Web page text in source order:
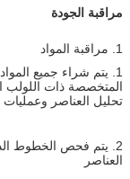
مراقبة الجودة
1. مراقبة المواد
1. يتم شراء جميع
تحليل العناصر وعمليات
2. يتم فحص الخطوط
العناصر